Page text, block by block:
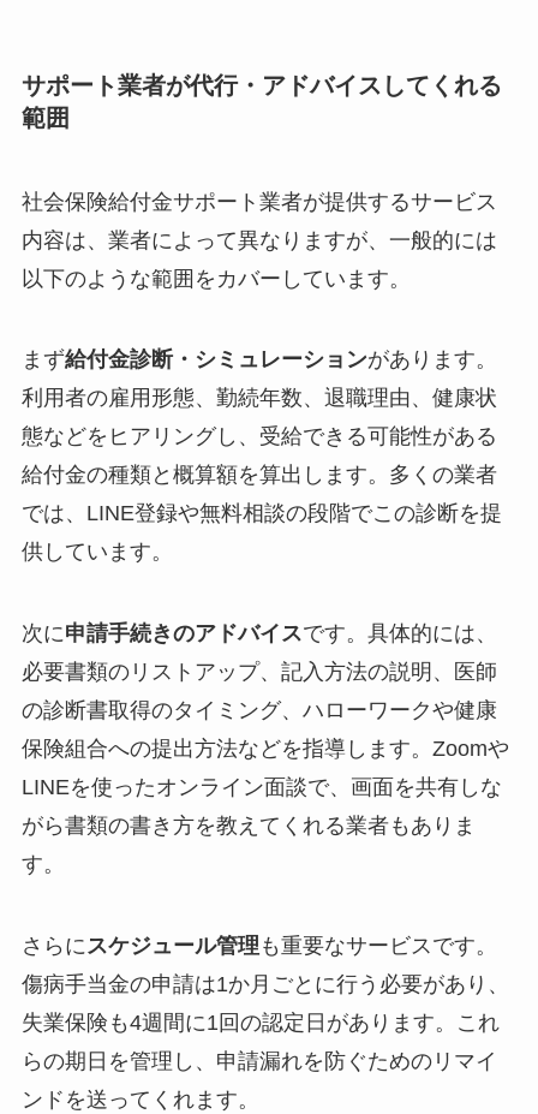
サポート業者が代行・アドバイスしてくれる
範囲
社会保険給付金サポート業者が提供するサービス
内容は、業者によって異なりますが、一般的には
以下のような範囲をカバーしています。
まず給付金診断・シミュレーションがあります。
利用者の雇用形態、勤続年数、退職理由、健康状
態などをヒアリングし、受給できる可能性がある
給付金の種類と概算額を算出します。多くの業者
では、LINE登録や無料相談の段階でこの診断を提
供しています。
次に申請手続きのアドバイスです。具体的には、
必要書類のリストアップ、記入方法の説明、医師
の診断書取得のタイミング、ハローワークや健康
保険組合への提出方法などを指導します。Zoomや
LINEを使ったオンライン面談で、画面を共有しな
がら書類の書き方を教えてくれる業者もありま
す。
さらにスケジュール管理 も重要なサービスです。
傷病手当金の申請は1か月ごとに行う必要があり、
失業保険も4週間に1回の認定日があります。これ
らの期日を管理し、申請漏れを防ぐためのリマイ
ンドを送ってくれます。